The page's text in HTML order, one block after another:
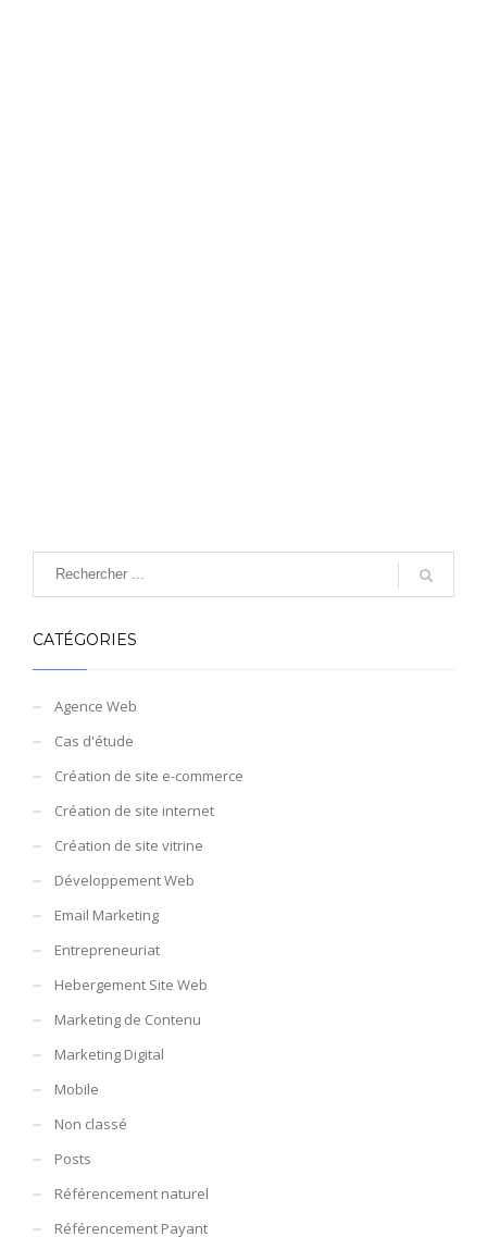
CATÉGORIES
Agence Web
Cas d'étude
Création de site e-commerce
Création de site internet
Création de site vitrine
Développement Web
Email Marketing
Entrepreneuriat
Hebergement Site Web
Marketing de Contenu
Marketing Digital
Mobile
Non classé
Posts
Référencement naturel
Référencement Payant